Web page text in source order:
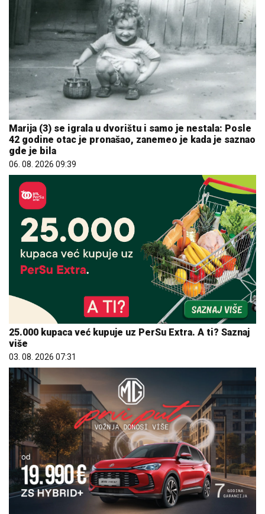
Marija (3) se igrala u dvorištu i samo je nestala: Posle
42 godine otac je pronašao, zanemeo je kada je saznao
gde je bila
06. 08. 2026 09:39
25.000 kupaca već kupuje uz PerSu Extra. A ti? Saznaj
više
03. 08. 2026 07:31